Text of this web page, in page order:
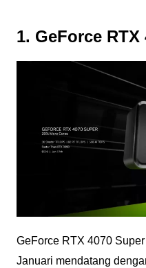
1. GeForce RTX
GeForce RTX 4070
Januari mendatang